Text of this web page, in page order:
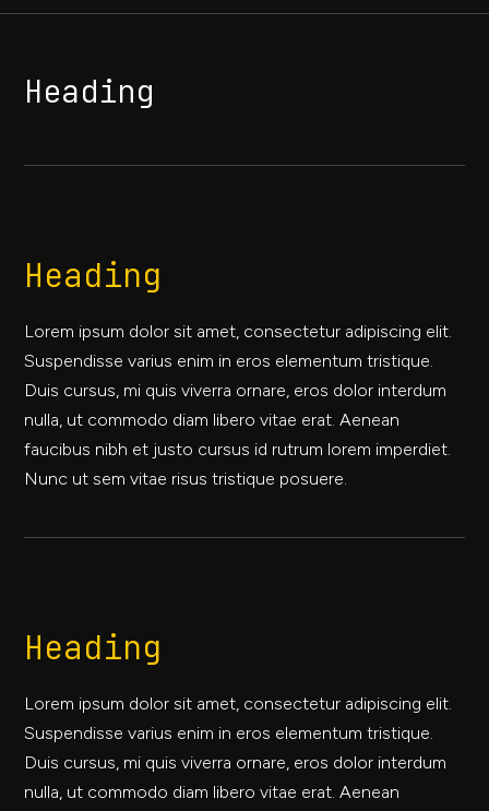
Heading
Heading
Lorem ipsum dolor sit amet, consectetur adipiscing elit.
Suspendisse varius enim in eros elementum tristique.
Duis cursus, mi quis viverra ornare, eros dolor interdum
nulla, ut commodo diam libero vitae erat. Aenean
faucibus nibh et justo cursus id rutrum lorem imperdiet.
Nunc ut sem vitae risus tristique posuere.
Heading
Lorem ipsum dolor sit amet, consectetur adipiscing elit.
Suspendisse varius enim in eros elementum tristique.
Duis cursus, mi quis viverra ornare, eros dolor interdum
nulla, ut commodo diam libero vitae erat. Aenean